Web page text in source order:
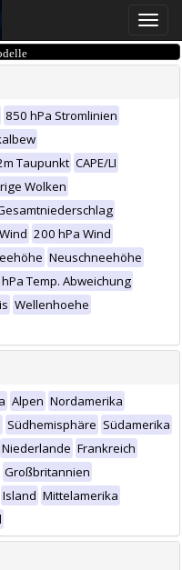
Toggle
850 hPa Stromlinien
Taupunkt CAPE/LI
Wolken
200 hPa Wind
Neuschneehöhe
Temp. Abweichung
Wellenhoehe
Alpen Nordamerika
Südhemisphäre Südamerika
Niederlande Frankreich
Großbritannien
Island Mittelamerika